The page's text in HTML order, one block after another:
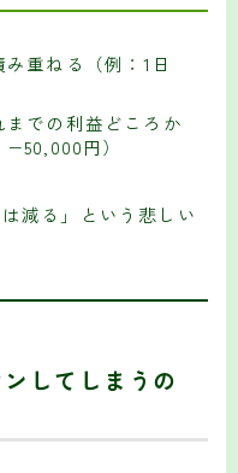
重ねる（例：1日
までの利益どころか
円）
減る」という悲しい
してしまうの